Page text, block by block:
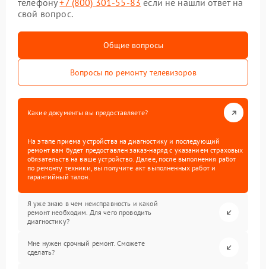
телефону+7 (800) 301-55-83 если не нашли ответ на
свой вопрос.
Общие вопросы
Вопросы по ремонту телевизоров
Какие документы вы предоставляете?
На этапе приема устройства на диагностику и последующий
ремонт вам будет предоставлен заказ-наряд с указанием страховых
обязательств на ваше устройство. Далее, после выполнения работ
по ремонту техники, вы получите акт выполненных работ и
гарантийный талон.
Я уже знаю в чем неисправность и какой
ремонт необходим. Для чего проводить
диагностику?
Мне нужен срочный ремонт. Сможете
сделать?